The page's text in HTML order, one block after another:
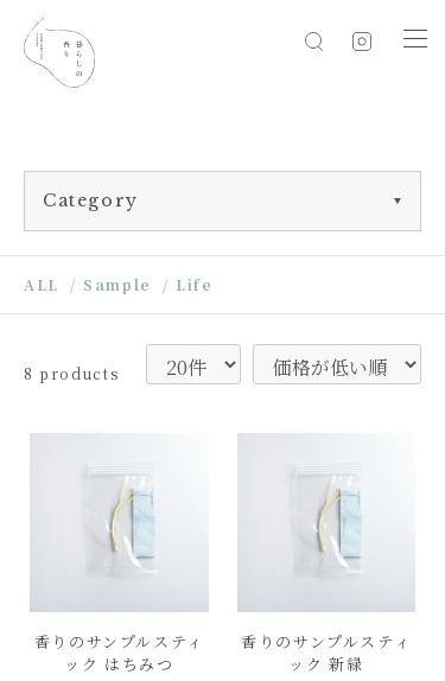
Category
ALL / Sample / Life
8 products
香りのサンプルスティ
ック はちみつ
香りのサンプルスティ
ック 新緑